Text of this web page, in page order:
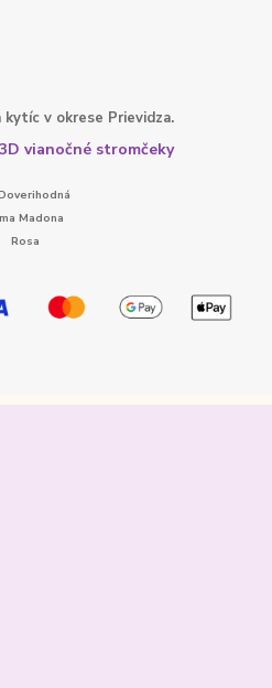
kytíc v okrese Prievidza.
vianočné stromčeky